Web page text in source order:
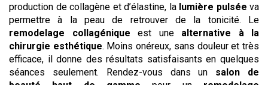
production de collagène et d’élastine, la lumière pulsée va
permettre à la peau de retrouver de la tonicité. Le
remodelage collagénique est une alternative à la
chirurgie esthétique. Moins onéreux, sans douleur et très
efficace, il donne des résultats satisfaisants en quelques
séances seulement. Rendez-vous dans un salon de